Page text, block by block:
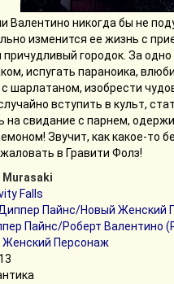
Валентино никогда бы не
изменится ее жизнь с
причудливый городок. За одно
испугать параноика,
шарлатаном, изобрести
вступить в культ,
на свидание с парнем,
Звучит, как какое-то
в Гравити Фолз!
Murasaki
Falls
Пайнс/Новый Женский
Пайнс/Роберт Валентино
Персонаж